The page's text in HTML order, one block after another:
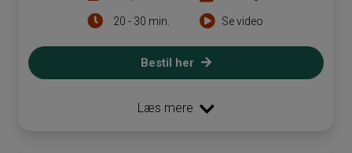
20 - 30 min. Se video
Bestil her
Læs mere